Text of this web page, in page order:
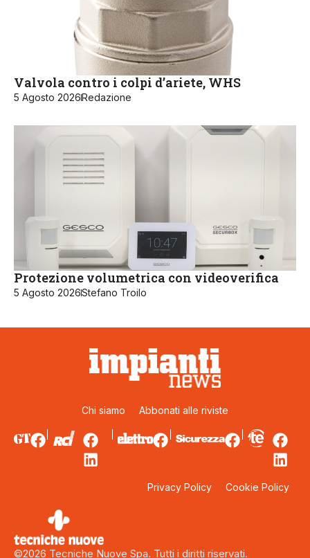
Valvola contro i colpi d’ariete, WHS
5 Agosto 2026Redazione
Protezione volumetrica con videoverifica
5 Agosto 2026Stefano Troilo
Chi siamo Abbonati alle riviste
Privacy Policy Cookie Policy
©2026 Tecniche Nuove Spa. Tutti i diritti riservati.